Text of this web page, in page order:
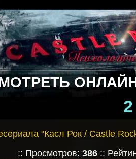
"Касл Рок / Castle
:: Просмотров: 386::